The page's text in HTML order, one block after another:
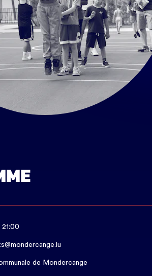
21:00
de Mondercange